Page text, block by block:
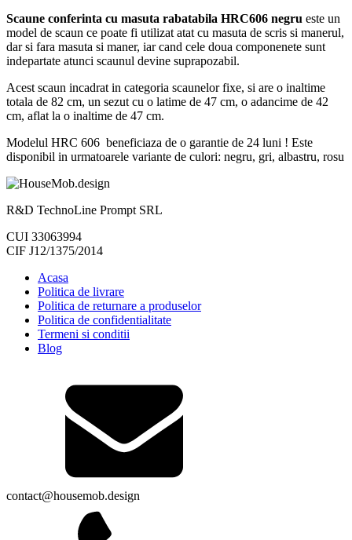
Scaune conferinta cu masuta rabatabila HRC606 negru este un
model de scaun ce poate fi utilizat atat cu masuta de scris si manerul,
dar si fara masuta si maner, iar cand cele doua componenete sunt
indepartate atunci scaunul devine suprapozabil.
Acest scaun incadrat in categoria scaunelor fixe, si are o inaltime
totala de 82 cm, un sezut cu o latime de 47 cm, o adancime de 42
cm, aflat la o inaltime de 47 cm.
Modelul HRC 606 beneficiaza de o garantie de 24 luni ! Este
disponibil in urmatoarele variante de culori: negru, gri, albastru, rosu
R&D TechnoLine Prompt SRL
CUI 33063994
CIF J12/1375/2014
Acasa
Politica de livrare
Politica de returnare a produselor
Politica de confidentialitate
Termeni si conditii
Blog
contact@housemob.design